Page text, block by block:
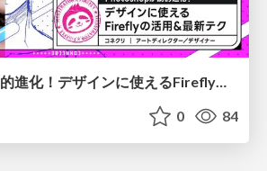
Photoshopが劇的進化！デザインに使えるFireflyの活用&最新テク
0 84